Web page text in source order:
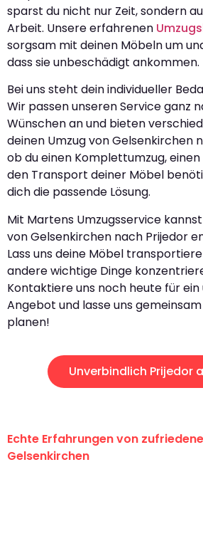
sparst du nicht nur Zeit, sondern
Arbeit. Unsere erfahrenen
sorgsam mit deinen Möbeln um
dass sie unbeschädigt ankommen.
Bei uns steht dein individueller
Wir passen unseren Service ganz
Wünschen an und bieten
deinen Umzug von Gelsenkirchen
ob du einen Komplettumzug,
den Transport deiner Möbel
dich die passende Lösung.
Mit Martens Umzugsservice
von Gelsenkirchen nach Prijedor
Lass uns deine Möbel
andere wichtige Dinge
Kontaktiere uns noch heute für
Angebot und lasse uns
planen!
Unverbindlich Prijedor
Echte Erfahrungen von
Gelsenkirchen